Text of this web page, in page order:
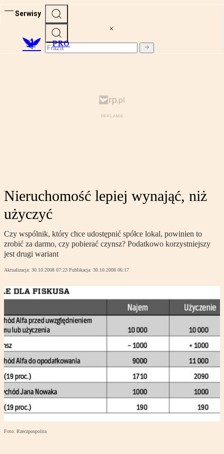
Serwisy
PRO
Nieruchomość lepiej wynająć, niż
użyczyć
Czy wspólnik, który chce udostępnić spółce lokal, powinien to
zrobić za darmo, czy pobierać czynsz? Podatkowo korzystniejszy
jest drugi wariant
Aktualizacja: 30.10.2008 07:23 Publikacja: 30.10.2008 06:17
Foto: Rzeczpospolita